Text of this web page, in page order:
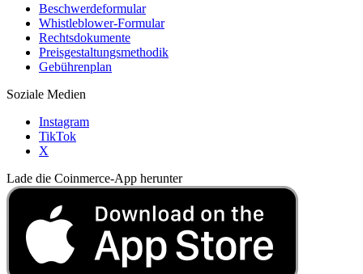
Beschwerdeformular
Whistleblower-Formular
Rechtsdokumente
Preisgestaltungsmethodik
Gebührenplan
Soziale Medien
Instagram
TikTok
X
Lade die Coinmerce-App herunter